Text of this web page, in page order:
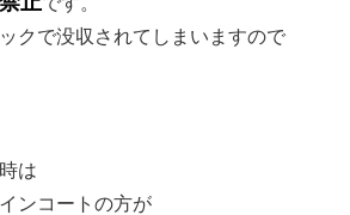
クで没収されてしまいますので
は
ンコートの方が